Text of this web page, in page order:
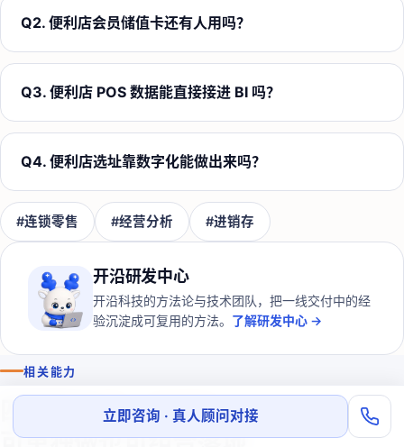
Q2. 便利店会员储值卡还有人用吗？
Q3. 便利店 POS 数据能直接接进 BI 吗？
Q4. 便利店选址靠数字化能做出来吗？
#连锁零售 #经营分析 #进销存
开沿研发中心
开沿科技的方法论与技术团队，把一线交付中的经
验沉淀成可复用的方法。 了解研发中心 →
相关能力
四层能力 同一支团队，
立即咨询 · 真人顾问对接